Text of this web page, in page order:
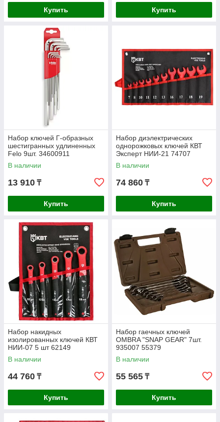
Купить Купить
Набор ключей Г-образных
шестигранных удлиненных
Felo 9шт. 34600911
В наличии
13 910 ₸
Купить
Набор диэлектрических
однорожковых ключей КВТ
Эксперт НИИ-21 74707
В наличии
74 860 ₸
Купить
Набор накидных
изолированных ключей КВТ
НИИ-07 5 шт 62149
В наличии
44 760 ₸
Купить
Набор гаечных ключей
OMBRA "SNAP GEAR" 7шт.
935007 55379
В наличии
55 565 ₸
Купить